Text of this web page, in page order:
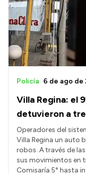
Villa Regina: el
detuvieron a
Policía 6 de ago de
Operadores del
Villa Regina un auto
robos. A través de
sus movimientos en
Comisaría 5° hasta